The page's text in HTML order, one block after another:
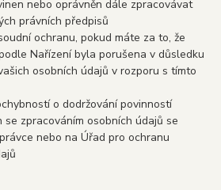
nebo oprávněn dále zpracovávat
právních předpisů
ochranu, pokud máte za to, že
Nařízení byla porušena v důsledku
osobních údajů v rozporu s tímto
o dodržování povinností
se zpracováním osobních údajů se
nebo na Úřad pro ochranu